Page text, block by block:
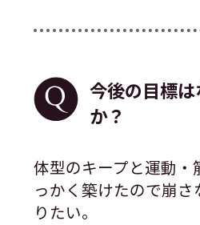
今後の目標
か？
体型のキープと運動・
っかく築けたので崩
りたい。